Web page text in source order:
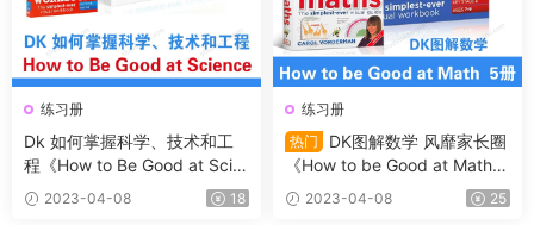
练习册
Dk 如何掌握科学、技术和工
程《How to Be Good at Scie
nce》教程+2本练习册带答案
2023-04-08 18
练习册
热门
DK图解数学 风靡家长圈
《How to be Good at Math》
5册适合7-11岁 练习册（带答
案）+学习指导书+184节动画
2023-04-08 25